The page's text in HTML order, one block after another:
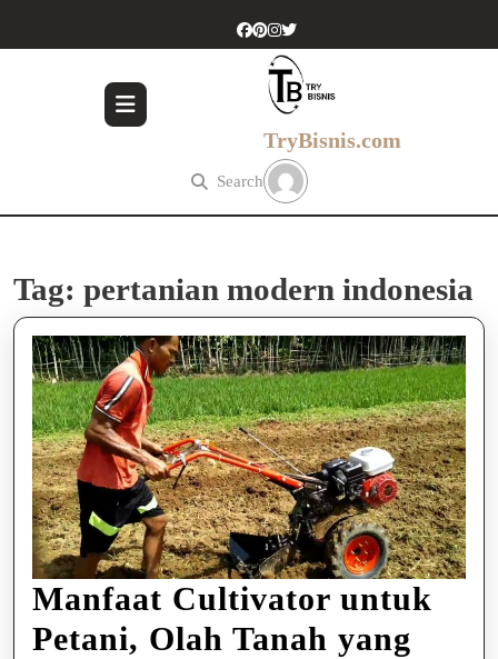
TryBisnis.com
Search
Tag: pertanian modern indonesia
Manfaat Cultivator untuk
Petani, Olah Tanah yang